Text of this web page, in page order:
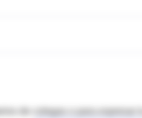
de colegas o para expresar